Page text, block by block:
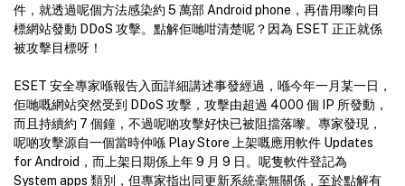
件，就透過呢個方法感染約 5 萬部 Android phone，再借用嚟向目
標網站發動 DDoS 攻擊。點解佢哋咁清楚呢？因為 ESET 正正就係
被攻擊目標呀！
ESET 安全專家喺報告入面詳細講述事發經過，喺今年一月某一日，
佢哋嘅網站突然受到 DDoS 攻擊，攻擊由超過 4000 個 IP 所發動，
而且持續約 7 個鐘，不過呢啲攻擊好快已被阻擋落嚟。專家發現，
呢啲攻擊源自一個當時仲喺 Play Store 上架嘅應用軟件 Updates
for Android，而上架日期係上年 9 月 9 日。呢隻軟件登記為
System apps 類別，但專家指出同更新系統毫無關係，至於點解有